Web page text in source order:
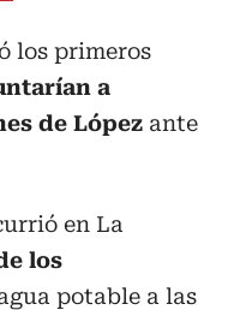
los primeros
a
de López ante
en La
los
potable a las